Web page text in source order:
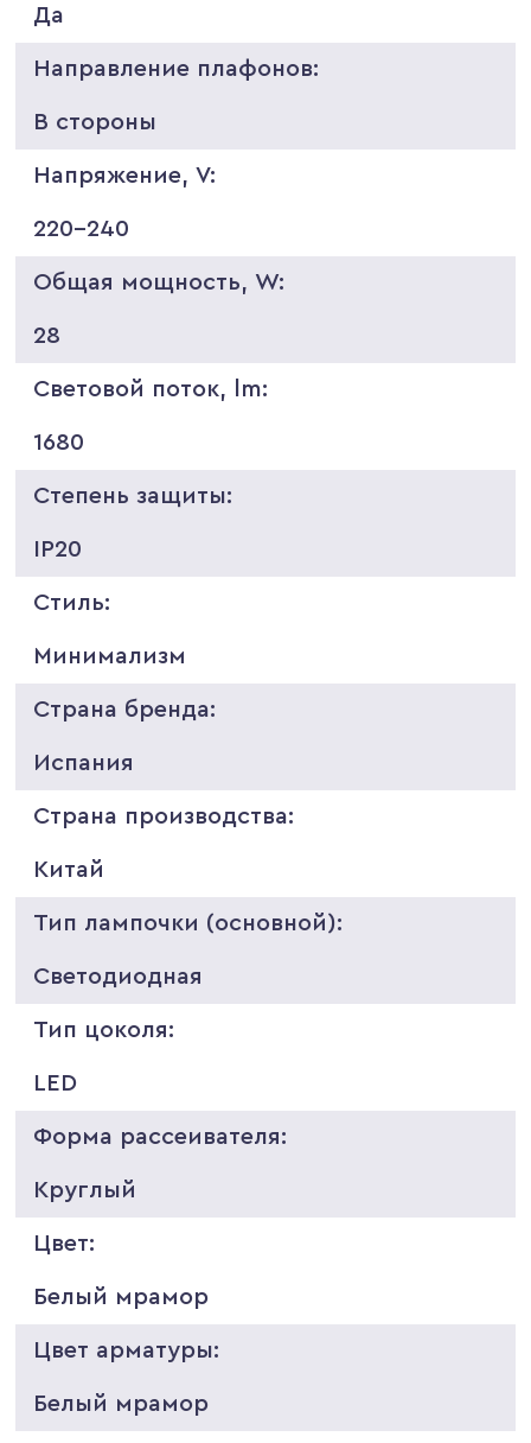
Да
Направление плафонов:
В стороны
Напряжение, V:
220-240
Общая мощность, W:
28
Световой поток, lm:
1680
Степень защиты:
IP20
Стиль:
Минимализм
Страна бренда:
Испания
Страна производства:
Китай
Тип лампочки (основной):
Светодиодная
Тип цоколя:
LED
Форма рассеивателя:
Круглый
Цвет:
Белый мрамор
Цвет арматуры:
Белый мрамор